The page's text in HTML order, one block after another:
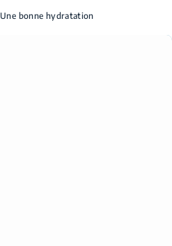
Une bonne hydratation